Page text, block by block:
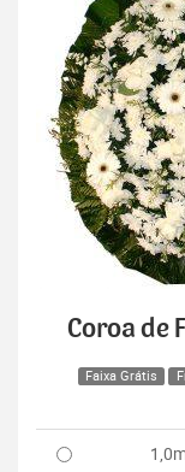
Coroa de
Faixa Grátis